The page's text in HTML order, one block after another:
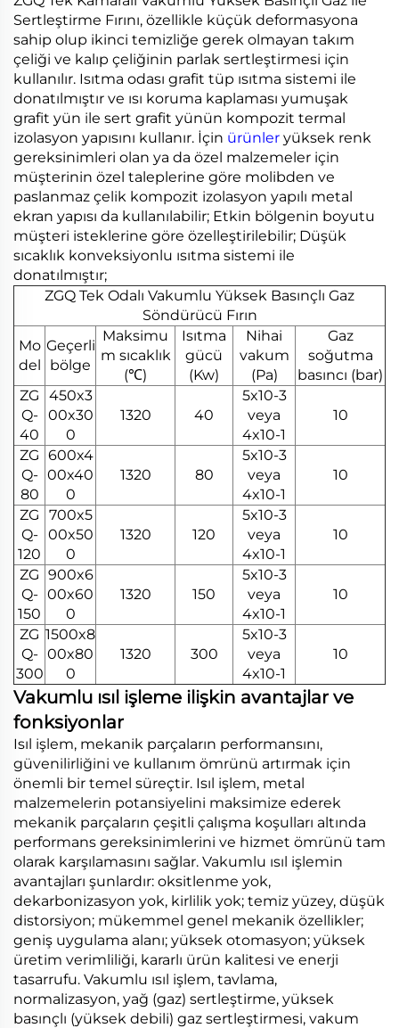
Sertleştirme Fırını, özellikle küçük deformasyona
sahip olup ikinci temizliğe gerek olmayan takım
çeliği ve kalıp çeliğinin parlak sertleştirmesi için
kullanılır. Isıtma odası grafit tüp ısıtma sistemi ile
donatılmıştır ve ısı koruma kaplaması yumuşak
grafit yün ile sert grafit yünün kompozit termal
izolasyon yapısını kullanır. İçin ürünler yüksek renk
gereksinimleri olan ya da özel malzemeler için
müşterinin özel taleplerine göre molibden ve
paslanmaz çelik kompozit izolasyon yapılı metal
ekran yapısı da kullanılabilir; Etkin bölgenin boyutu
müşteri isteklerine göre özelleştirilebilir; Düşük
sıcaklık konveksiyonlu ısıtma sistemi ile
donatılmıştır;
ZGQ Tek Odalı Vakumlu Yüksek Basınçlı Gaz
Söndürücü Fırın
Mo
del
Geçerli
bölge
Maksimu
m sıcaklık
(℃)
Isıtma
gücü
(Kw)
Nihai
vakum
(Pa)
Gaz
soğutma
basıncı (bar)
ZG
Q-
40
450x3
00x30
0
1320 40
5x10-3
veya
4x10-1
10
ZG
Q-
80
600x4
00x40
0
1320 80
5x10-3
veya
4x10-1
10
ZG
Q-
120
700x5
00x50
0
1320 120
5x10-3
veya
4x10-1
10
ZG
Q-
150
900x6
00x60
0
1320 150
5x10-3
veya
4x10-1
10
ZG
Q-
300
1500x8
00x80
0
1320 300
5x10-3
veya
4x10-1
10
Vakumlu ısıl işleme ilişkin avantajlar ve
fonksiyonlar
Isıl işlem, mekanik parçaların performansını,
güvenilirliğini ve kullanım ömrünü artırmak için
önemli bir temel süreçtir. Isıl işlem, metal
malzemelerin potansiyelini maksimize ederek
mekanik parçaların çeşitli çalışma koşulları altında
performans gereksinimlerini ve hizmet ömrünü tam
olarak karşılamasını sağlar. Vakumlu ısıl işlemin
avantajları şunlardır: oksitlenme yok,
dekarbonizasyon yok, kirlilik yok; temiz yüzey, düşük
distorsiyon; mükemmel genel mekanik özellikler;
geniş uygulama alanı; yüksek otomasyon; yüksek
üretim verimliliği, kararlı ürün kalitesi ve enerji
tasarrufu. Vakumlu ısıl işlem, tavlama,
normalizasyon, yağ (gaz) sertleştirme, yüksek
basınçlı (yüksek debili) gaz sertleştirmesi, vakum